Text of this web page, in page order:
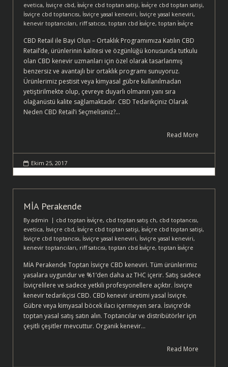
evetica, İsviçre cbd, i̇svi̇çre cbd toptan satişi, i̇svi̇çre cbd toptan satişi,
İsviçre cbd toptancısı, İsviçre yasal keneviri, İsviçre yasal keneviri,
kenevir toptancıları, riff satıcısı, toptan cbd i̇svi̇çre, toptan i̇svi̇çre
CBD Retail ile Bayi Olun – Ortaklık Programımıza Katılın CBD
Retail’de, ürünlerinin kalitesi ve özgünlüğü konusunda tutkulu
olan CBD kenevir uzmanları için özel olarak tasarlanmış
benzersiz ve avantajlı bir ortaklık programı sunuyoruz.
Ürünlerimiz pestisit veya kimyasal gübre kullanılmadan
yetiştirilmekte olup, çevreye duyarlı olmanın yanı sıra
olağanüstü kalite sağlamaktadır. CBD Tedarikçiniz Olarak
Neden CBD Retail’i Seçmelisiniz?…
Read More
Ekim 25, 2017
MİA Perakende
Byadmin cbd toptan i̇svi̇çre, cbd toptan satış ch, cbd toptancısı,
evetica, İsviçre cbd, i̇svi̇çre cbd toptan satişi, i̇svi̇çre cbd toptan satişi,
İsviçre cbd toptancısı, İsviçre yasal keneviri, İsviçre yasal keneviri,
kenevir toptancıları, riff satıcısı, toptan cbd i̇svi̇çre, toptan i̇svi̇çre
MİA Perakende Toptan İsviçre CBD keneviri. Tüm ürünlerimiz
yasalara uygundur ve %1’den daha az THC içerir. Satış sadece
İsviçrelilere ve sadece yetkili profesyonellere açıktır. İsviçre
kenevir tedarikçisi CBD. CBD kenevir üretimi yasal İsviçre.
Gübre veya kimyasal böcek ilacı içermeyen sera. İsviçre’de
toptan yasal satış satın alın. Toptancılar ve distribütörler için
çeşitli çeşitler mevcuttur. Organik kenevir…
Read More